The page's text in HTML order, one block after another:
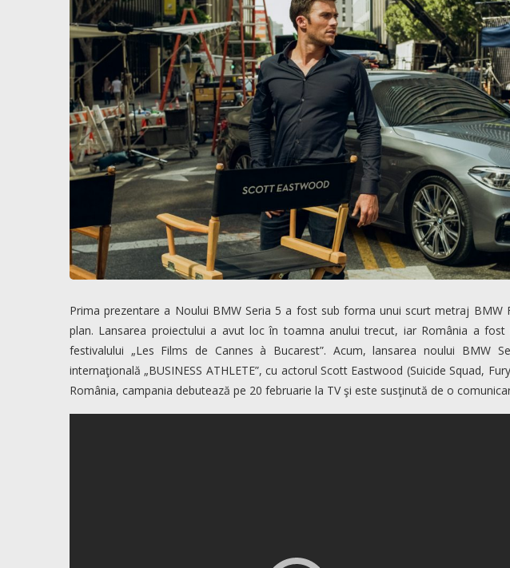
Prima prezentare a Noului BMW Seria 5 a fost sub forma unui scurt metraj BMW
plan. Lansarea proiectului a avut loc în toamna anului trecut, iar România a
festivalului „Les Films de Cannes à Bucarest”. Acum, lansarea noului BMW
internaţională „BUSINESS ATHLETE”, cu actorul Scott Eastwood (Suicide Squad,
România, campania debutează pe 20 februarie la TV şi este susţinută de o